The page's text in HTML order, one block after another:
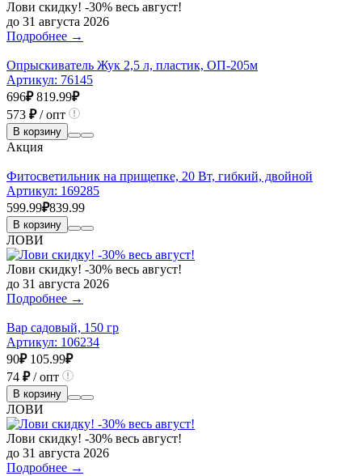
Лови скидку! -30% весь август!
до 31 августа 2026
Подробнее →
Опрыскиватель Жук 2,5 л, пластик, ОП-205м
Артикул: 76145
696₽ 819.99₽
573 ₽/ опт
В корзину
Акция
Фитосветильник на прищепке, 20 Вт, гибкий, двойной
Артикул: 169285
599.99₽839.99
В корзину
ЛОВИ
Лови скидку! -30% весь август!
до 31 августа 2026
Подробнее →
Вар садовый, 150 гр
Артикул: 106234
90₽ 105.99₽
74 ₽/ опт
В корзину
ЛОВИ
Лови скидку! -30% весь август!
до 31 августа 2026
Подробнее →